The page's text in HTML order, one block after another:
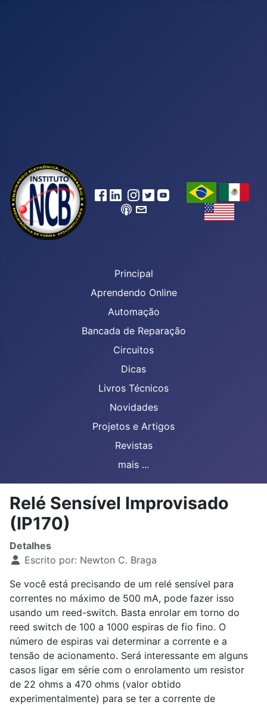
Principal
Aprendendo Online
Automação
Bancada de Reparação
Circuitos
Dicas
Livros Técnicos
Novidades
Projetos e Artigos
Revistas
mais ...
Relé Sensível Improvisado
(IP170)
Detalhes
Escrito por: Newton C. Braga
Se você está precisando de um relé sensível para
correntes no máximo de 500 mA, pode fazer isso
usando um reed-switch. Basta enrolar em torno do
reed switch de 100 a 1000 espiras de fio fino. O
número de espiras vai determinar a corrente e a
tensão de acionamento. Será interessante em alguns
casos ligar em série com o enrolamento um resistor
de 22 ohms a 470 ohms (valor obtido
experimentalmente) para se ter a corrente de